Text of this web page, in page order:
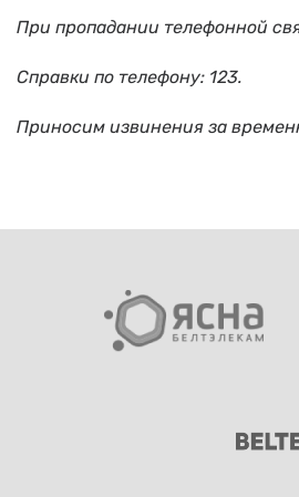
При пропадании телефонной
Справки по телефону: 123.
Приносим извинения за